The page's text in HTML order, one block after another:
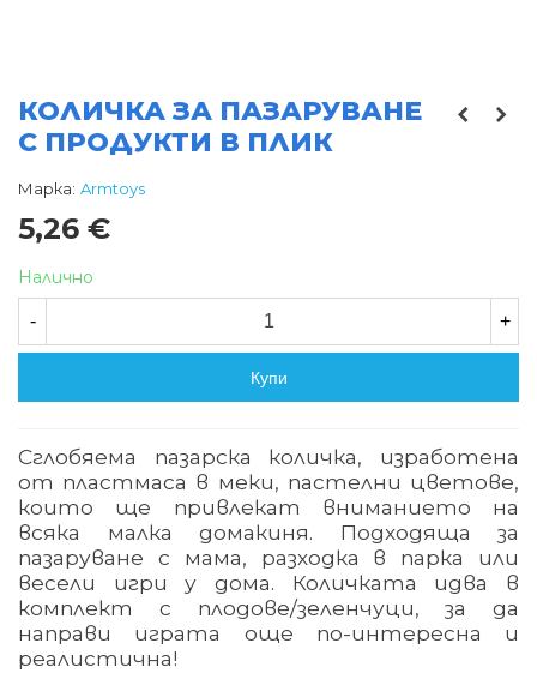
КОЛИЧКА ЗА ПАЗАРУВАНЕ
С ПРОДУКТИ В ПЛИК
Марка: Armtoys
5,26 €
Налично
- +
Купи
Сглобяема пазарска количка, изработена
от пластмаса в меки, пастелни цветове,
които ще привлекат вниманието на
всяка малка домакиня. Подходяща за
пазаруване с мама, разходка в парка или
весели игри у дома. Количката идва в
комплект с плодове/зеленчуци, за да
направи играта още по-интересна и
реалистична!